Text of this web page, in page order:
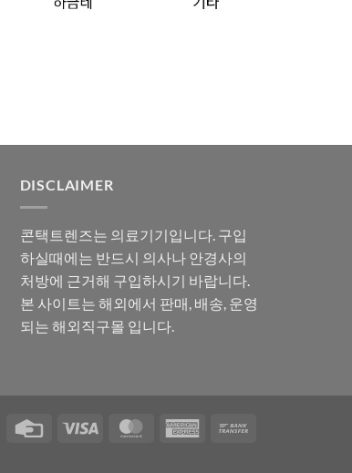
DISCLAIMER
콘택트렌즈는 의료기기입니다. 구입
하실때에는 반드시 의사나 안경사의
처방에 근거해 구입하시기 바랍니다.
본 사이트는 해외에서 판매, 배송, 운영
되는 해외직구몰 입니다.